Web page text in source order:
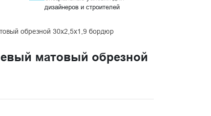
дизайнеров и строителей
обрезной 30x2,5x1,9 бордюр
матовый обрезной